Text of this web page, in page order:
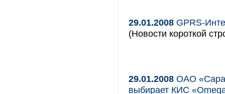
29.01.2008 GPRS-
(Новости короткой
29.01.2008 ОАО
выбирает КИС